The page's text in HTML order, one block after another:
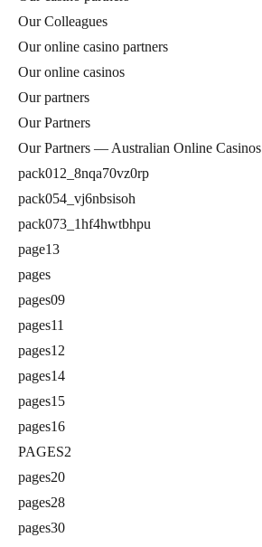
Our Colleagues
Our online casino partners
Our online casinos
Our partners
Our Partners
Our Partners — Australian Online Casinos
pack012_8nqa70vz0rp
pack054_vj6nbsisoh
pack073_1hf4hwtbhpu
page13
pages
pages09
pages11
pages12
pages14
pages15
pages16
PAGES2
pages20
pages28
pages30